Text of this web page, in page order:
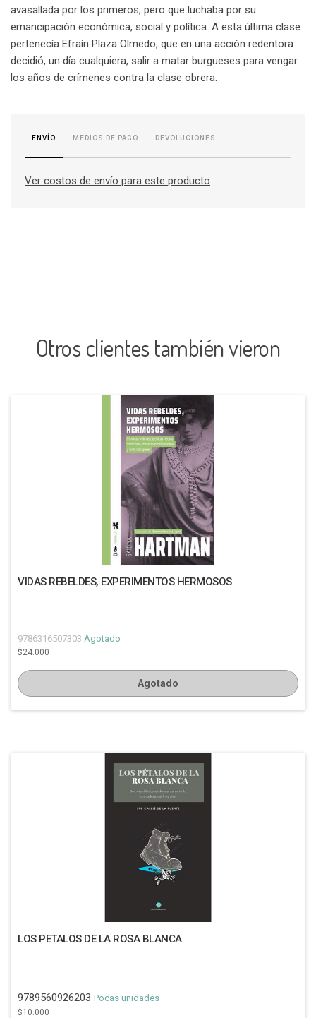
avasallada por los primeros, pero que luchaba por su
emancipación económica, social y política. A esta última clase
pertenecía Efraín Plaza Olmedo, que en una acción redentora
decidió, un día cualquiera, salir a matar burgueses para vengar
los años de crímenes contra la clase obrera.
ENVÍO MEDIOS DE PAGO DEVOLUCIONES
Ver costos de envío para este producto
Otros clientes también vieron
VIDAS REBELDES, EXPERIMENTOS HERMOSOS
9786316507303 Agotado
$24.000
Agotado
LOS PETALOS DE LA ROSA BLANCA
9789560926203 Pocas unidades
$10.000